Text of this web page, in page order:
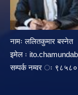
नामः ललितकुमार बस्नेत
इमेल ः
सम्पर्क नम्वर ः